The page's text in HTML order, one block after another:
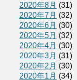
2020年8月 (31)
2020年7月 (32)
2020年6月 (30)
2020年5月 (32)
2020年4月 (30)
2020年3月 (31)
2020年2月 (30)
2020年1月 (34)